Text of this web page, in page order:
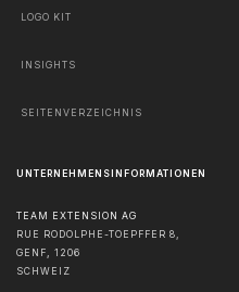
LOGO KIT
INSIGHTS
SEITENVERZEICHNIS
UNTERNEHMENSINFORMATIONEN
TEAM EXTENSION AG
RUE RODOLPHE-TOEPFFER 8,
GENF, 1206
SCHWEIZ